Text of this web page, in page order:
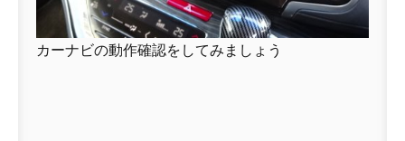
カーナビの動作確認をしてみましょう